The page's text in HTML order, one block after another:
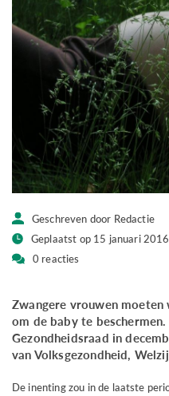
Geschreven door Redactie
Geplaatst op 15 januari 2016
0 reacties
Zwangere vrouwen
om de baby te
Gezondheidsraad in
van Volksgezondheid,
De inenting zou in de laatste